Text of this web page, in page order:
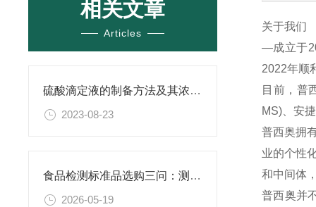
相关文章
Articles
硫酸滴定液的制备方法及其浓度的确定
2023-08-23
食品检测标准品选购三问：测什么基质？报什么方法？用什么品牌？
2026-05-19
关于我们
—成立于
2022年顺
目前，普
MS)、安
普西奥拥
业的个性
和中间体
普西奥并